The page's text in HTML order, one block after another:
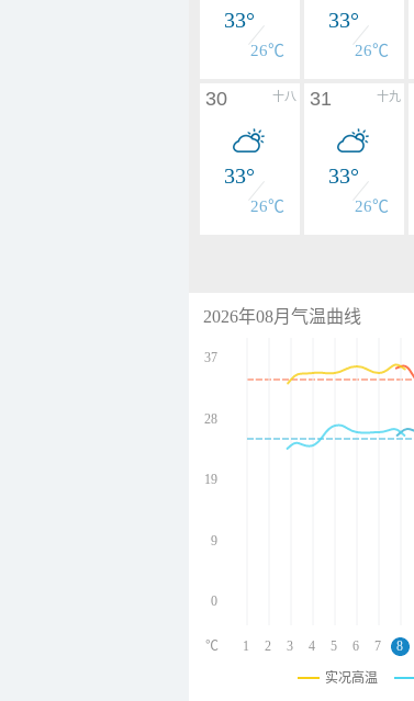
33°
26℃
33°
26℃
十八
30
33°
26℃
十九
31
33°
26℃
2026年08月气温曲线
37
28
19
9
0
1 2 3 4 5 6 7 8
℃
实况高温